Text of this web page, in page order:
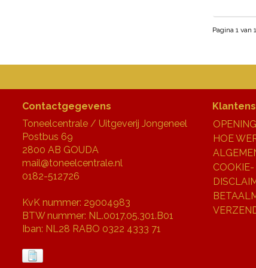
Pagina 1 van 1
Contactgegevens
Toneelcentrale / Uitgeverij Jongeneel
Postbus 69
2800 AB GOUDA
mail@toneelcentrale.nl
0182-512726
KvK nummer: 29004983
BTW nummer: NL.0017.05.301.B01
Iban: NL28 RABO 0322 4333 71
HOE
COOKIE-